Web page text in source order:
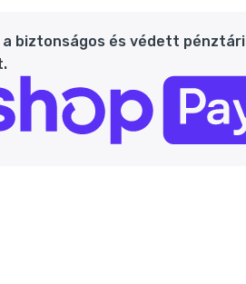
biztonságos és védett pénztári